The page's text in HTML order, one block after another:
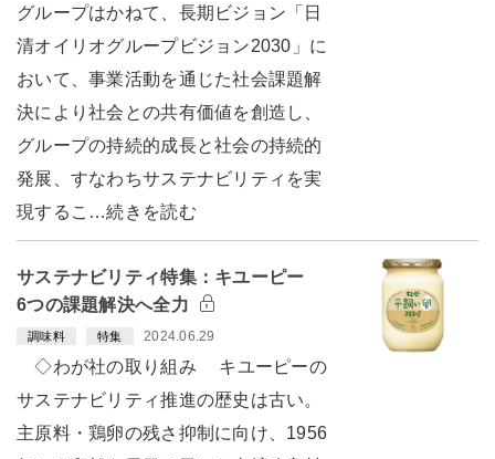
グループはかねて、長期ビジョン「日
清オイリオグループビジョン2030」に
おいて、事業活動を通じた社会課題解
決により社会との共有価値を創造し、
グループの持続的成長と社会の持続的
発展、すなわちサステナビリティを実
現するこ…続きを読む
サステナビリティ特集：キユーピー
6つの課題解決へ全力
調味料 特集 2024.06.29
◇わが社の取り組み キユーピーの
サステナビリティ推進の歴史は古い。
主原料・鶏卵の残さ抑制に向け、1956